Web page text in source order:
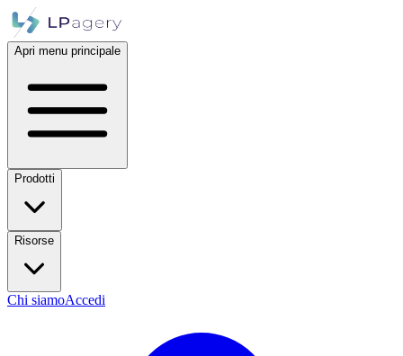
Apri menu principale
Prodotti
Risorse
Chi siamoAccedi